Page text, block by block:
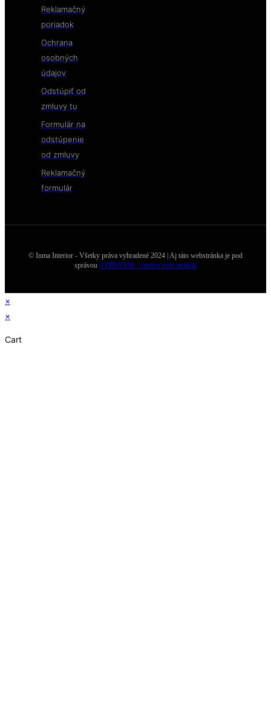
Reklamačný
poriadok
Ochrana
osobných
údajov
Odstúpiť od
zmluvy tu
Formulár na
odstúpenie
od zmluvy
Reklamačný
formulár
© Inma Interior - Všetky práva vyhradené 2024 | Aj táto webstránka je pod
správou VERVASI® - správa web stránok
×
×
Cart